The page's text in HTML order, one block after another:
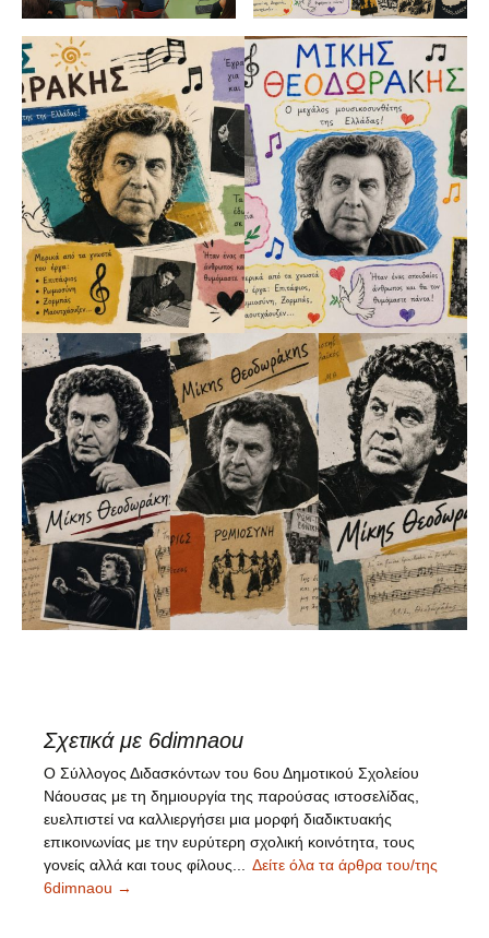
Σχετικά με 6dimnaou
Ο Σύλλογος Διδασκόντων του 6ου Δημοτικού Σχολείου
Νάουσας με τη δημιουργία της παρούσας ιστοσελίδας,
ευελπιστεί να καλλιεργήσει μια μορφή διαδικτυακής
επικοινωνίας με την ευρύτερη σχολική κοινότητα, τους
γονείς αλλά και τους φίλους...
Δείτε όλα τα άρθρα του/της
6dimnaou →